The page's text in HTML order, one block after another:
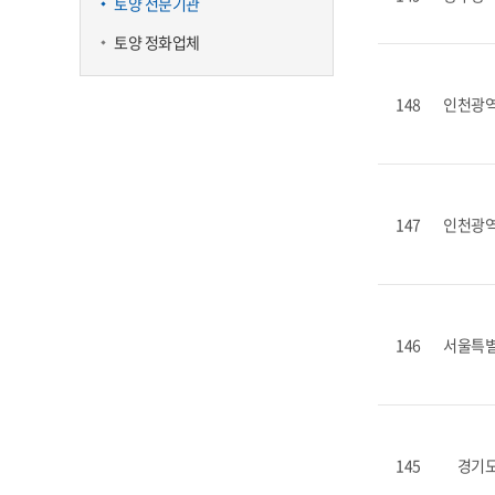
토양 정화업체
148 인천광
147 인천광
146 서울특
145 경기